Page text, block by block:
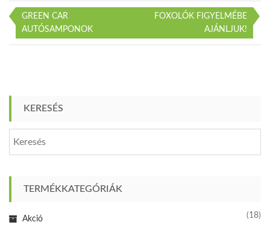
Bejegyzés
GREEN CAR
AUTÓSAMPONOK
FOXOLÓK FIGYELMÉBE
AJÁNLJUK!
KERESÉS
TERMÉKKATEGÓRIÁK
Akció (18)